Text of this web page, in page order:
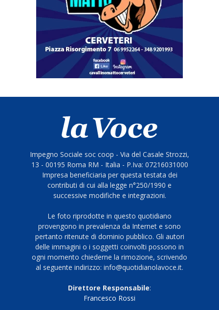
Impegno Sociale soc coop - Via del Casale Strozzi,
13 - 00195 Roma RM - Italia - P.Iva: 07216031000
Impresa beneficiaria per questa testata dei
contributi di cui alla legge n°250/1990 e
successive modifiche e integrazioni.
Le foto riprodotte in questo quotidiano
provengono in prevalenza da Internet e sono
pertanto ritenute di dominio pubblico. Gli autori
delle immagini o i soggetti coinvolti possono in
ogni momento chiederne la rimozione, scrivendo
al seguente indirizzo: info@quotidianolavoce.it.
Direttore Responsabile:
Francesco Rossi